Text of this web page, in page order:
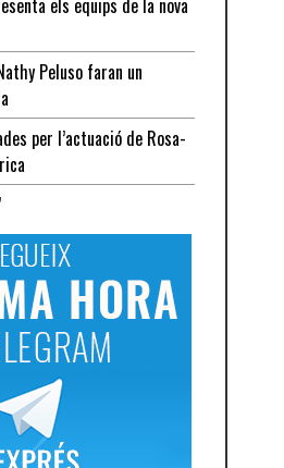
els equips de la nova
Peluso faran un
per l’actuació de Rosa-